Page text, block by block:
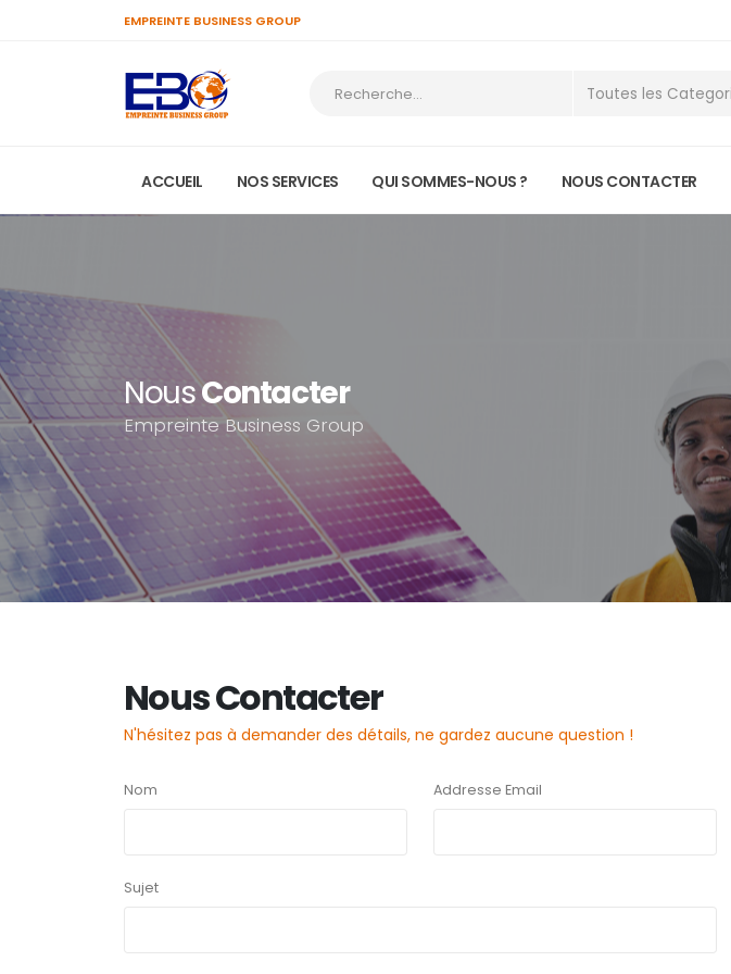
EMPREINTE BUSINESS GROUP
ACCUEIL NOS SERVICES QUI SOMMES-NOUS ? NOUS CONTACTER
NousContacter
Empreinte Business Group
Nous Contacter
N'hésitez pas à demander des détails, ne gardez aucune question !
Nom Addresse Email
Sujet